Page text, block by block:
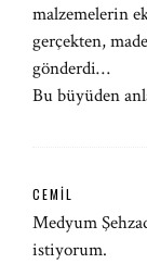
malzemelerin
gerçekten,
gönderdi…
Bu büyüden
CEMIL
Medyum
istiyorum.